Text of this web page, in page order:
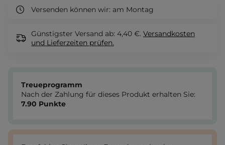
Versenden können wir: am Montag
Günstigster Versand ab: 4,40 €. Versandkosten
und Lieferzeiten prüfen.
Treueprogramm
Nach der Zahlung für dieses Produkt erhalten Sie:
7.90 Punkte